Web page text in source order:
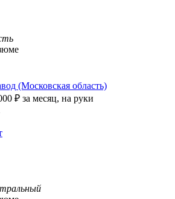
(Московская область)
₽ за месяц, на руки